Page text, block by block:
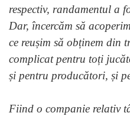
respectiv, randamentul a
Dar, încercăm să
ce reușim să obținem din
complicat pentru toți
și pentru producători, și
Fiind o companie relativ